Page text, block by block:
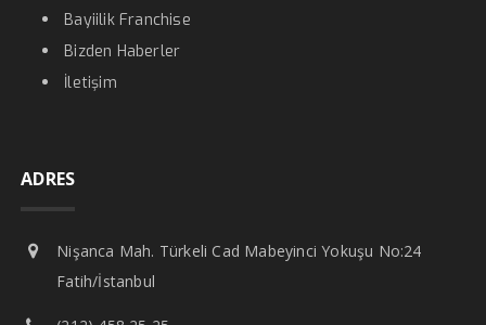
Bayiilik Franchise
Bizden Haberler
İletişim
ADRES
Nişanca Mah. Türkeli Cad Mabeyinci Yokuşu No:24
Fatih/İstanbul